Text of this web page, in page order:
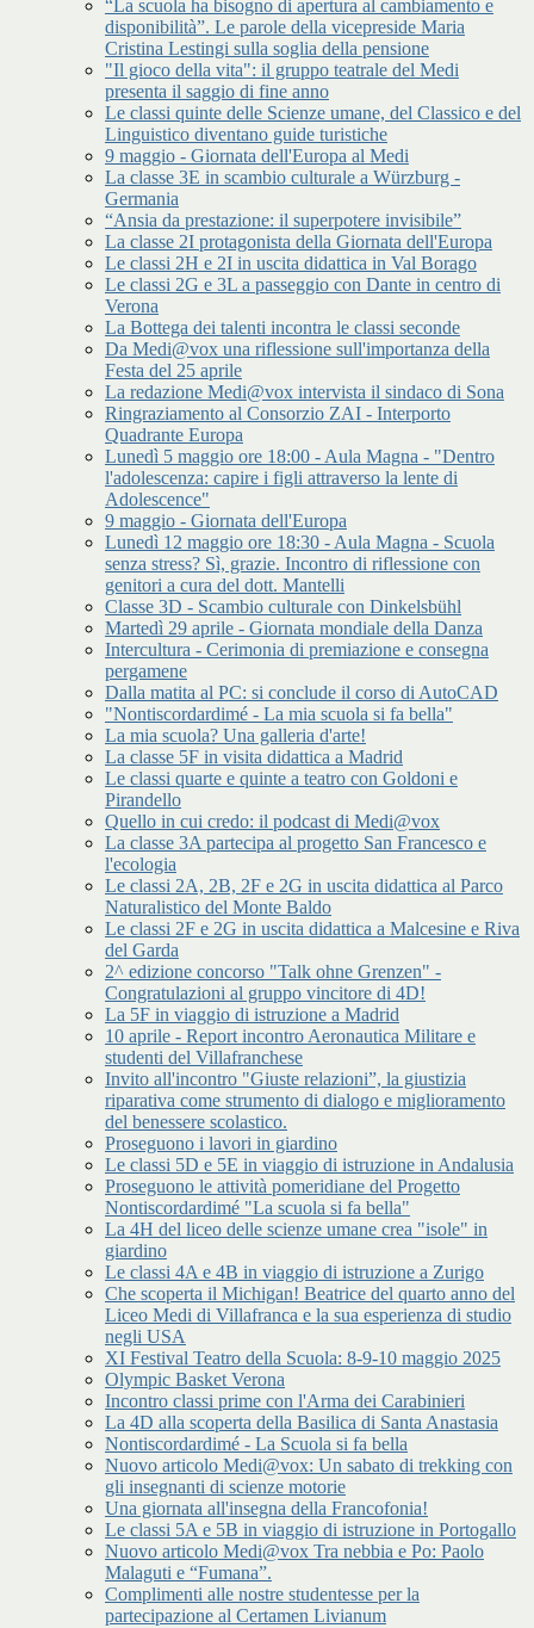
“La scuola ha bisogno di apertura al cambiamento e
disponibilità”. Le parole della vicepreside Maria
Cristina Lestingi sulla soglia della pensione
"Il gioco della vita": il gruppo teatrale del Medi
presenta il saggio di fine anno
Le classi quinte delle Scienze umane, del Classico e del
Linguistico diventano guide turistiche
9 maggio - Giornata dell'Europa al Medi
La classe 3E in scambio culturale a Würzburg -
Germania
“Ansia da prestazione: il superpotere invisibile”
La classe 2I protagonista della Giornata dell'Europa
Le classi 2H e 2I in uscita didattica in Val Borago
Le classi 2G e 3L a passeggio con Dante in centro di
Verona
La Bottega dei talenti incontra le classi seconde
Da Medi@vox una riflessione sull'importanza della
Festa del 25 aprile
La redazione Medi@vox intervista il sindaco di Sona
Ringraziamento al Consorzio ZAI - Interporto
Quadrante Europa
Lunedì 5 maggio ore 18:00 - Aula Magna - "Dentro
l'adolescenza: capire i figli attraverso la lente di
Adolescence"
9 maggio - Giornata dell'Europa
Lunedì 12 maggio ore 18:30 - Aula Magna - Scuola
senza stress? Sì, grazie. Incontro di riflessione con
genitori a cura del dott. Mantelli
Classe 3D - Scambio culturale con Dinkelsbühl
Martedì 29 aprile - Giornata mondiale della Danza
Intercultura - Cerimonia di premiazione e consegna
pergamene
Dalla matita al PC: si conclude il corso di AutoCAD
"Nontiscordardimé - La mia scuola si fa bella"
La mia scuola? Una galleria d'arte!
La classe 5F in visita didattica a Madrid
Le classi quarte e quinte a teatro con Goldoni e
Pirandello
Quello in cui credo: il podcast di Medi@vox
La classe 3A partecipa al progetto San Francesco e
l'ecologia
Le classi 2A, 2B, 2F e 2G in uscita didattica al Parco
Naturalistico del Monte Baldo
Le classi 2F e 2G in uscita didattica a Malcesine e Riva
del Garda
2^ edizione concorso "Talk ohne Grenzen" -
Congratulazioni al gruppo vincitore di 4D!
La 5F in viaggio di istruzione a Madrid
10 aprile - Report incontro Aeronautica Militare e
studenti del Villafranchese
Invito all'incontro "Giuste relazioni”, la giustizia
riparativa come strumento di dialogo e miglioramento
del benessere scolastico.
Proseguono i lavori in giardino
Le classi 5D e 5E in viaggio di istruzione in Andalusia
Proseguono le attività pomeridiane del Progetto
Nontiscordardimé "La scuola si fa bella"
La 4H del liceo delle scienze umane crea "isole" in
giardino
Le classi 4A e 4B in viaggio di istruzione a Zurigo
Che scoperta il Michigan! Beatrice del quarto anno del
Liceo Medi di Villafranca e la sua esperienza di studio
negli USA
XI Festival Teatro della Scuola: 8-9-10 maggio 2025
Olympic Basket Verona
Incontro classi prime con l'Arma dei Carabinieri
La 4D alla scoperta della Basilica di Santa Anastasia
Nontiscordardimé - La Scuola si fa bella
Nuovo articolo Medi@vox: Un sabato di trekking con
gli insegnanti di scienze motorie
Una giornata all'insegna della Francofonia!
Le classi 5A e 5B in viaggio di istruzione in Portogallo
Nuovo articolo Medi@vox Tra nebbia e Po: Paolo
Malaguti e “Fumana”.
Complimenti alle nostre studentesse per la
partecipazione al Certamen Livianum